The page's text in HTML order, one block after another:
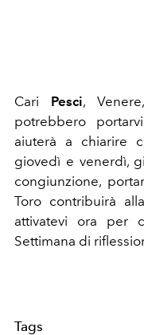
Cari Pesci,
potrebbero
aiuterà a chiarire
giovedì e venerdì,
congiunzione,
Toro contribuirà
attivatevi ora per
Settimana di
Tags